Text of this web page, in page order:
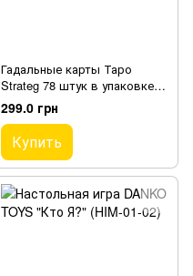
Гадальные карты Таро
Strateg 78 штук в упаковке
(30483)
299.0 грн
Купить